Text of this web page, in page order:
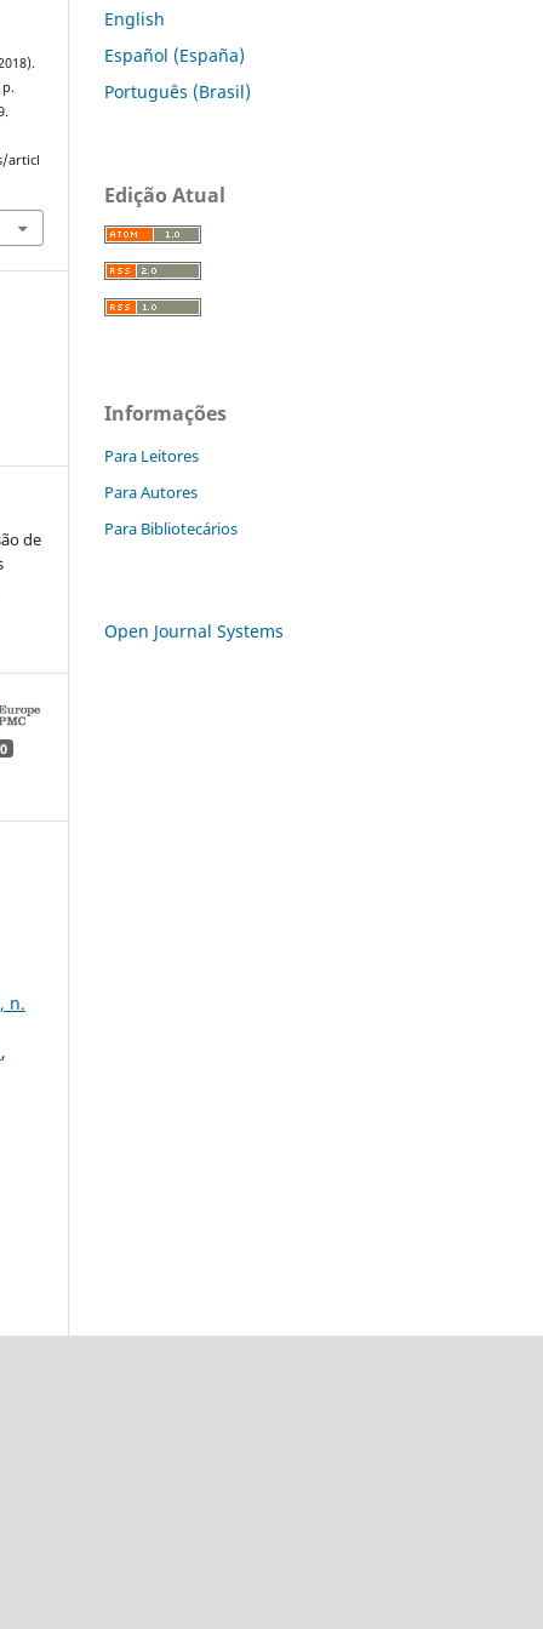
articl
de
0
n.
,
English
Español (España)
Português (Brasil)
Edição Atual
Informações
Para Leitores
Para Autores
Para Bibliotecários
Open Journal Systems